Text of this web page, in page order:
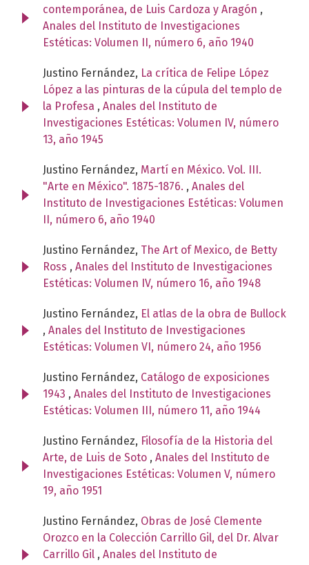
contemporánea, de Luis Cardoza y Aragón ,
Anales del Instituto de Investigaciones
Estéticas: Volumen II, número 6, año 1940
Justino Fernández, La crítica de Felipe López
López a las pinturas de la cúpula del templo de
la Profesa , Anales del Instituto de
Investigaciones Estéticas: Volumen IV, número
13, año 1945
Justino Fernández, Martí en México. Vol. III.
"Arte en México". 1875-1876. , Anales del
Instituto de Investigaciones Estéticas: Volumen
II, número 6, año 1940
Justino Fernández, The Art of Mexico, de Betty
Ross , Anales del Instituto de Investigaciones
Estéticas: Volumen IV, número 16, año 1948
Justino Fernández, El atlas de la obra de Bullock
, Anales del Instituto de Investigaciones
Estéticas: Volumen VI, número 24, año 1956
Justino Fernández, Catálogo de exposiciones
1943 , Anales del Instituto de Investigaciones
Estéticas: Volumen III, número 11, año 1944
Justino Fernández, Filosofía de la Historia del
Arte, de Luis de Soto , Anales del Instituto de
Investigaciones Estéticas: Volumen V, número
19, año 1951
Justino Fernández, Obras de José Clemente
Orozco en la Colección Carrillo Gil, del Dr. Alvar
Carrillo Gil , Anales del Instituto de